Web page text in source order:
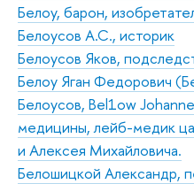
Белоу, барон,
Белоусов А.С., историк
Белоусов Яков,
Белоу Яган Федорович
Белоусов, Bel1ow
медицины, лейб-медик
и Алексея Михайловича.
Белошицкой Александр,